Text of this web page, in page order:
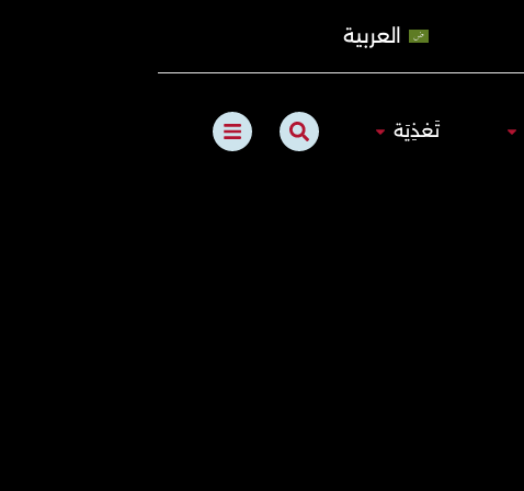
العربية
Open العلاج الطبيعي تَغذِيَة Open تَغذِيَة
S
e
B
a